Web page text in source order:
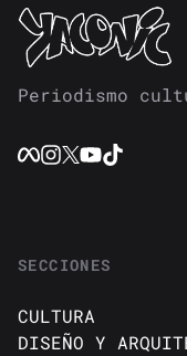
Periodismo
SECCIONES
CULTURA
DISEÑO Y